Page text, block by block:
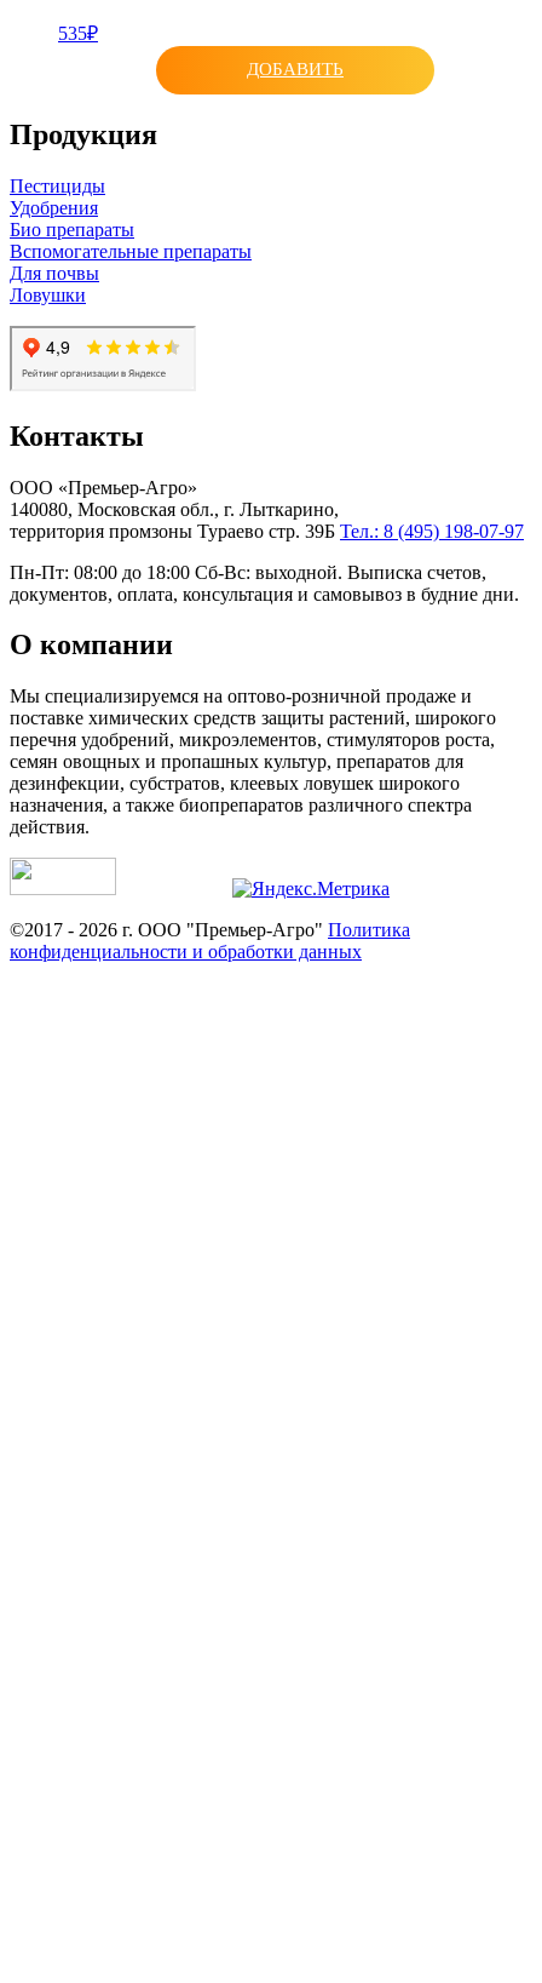
535₽
ДОБАВИТЬ
Продукция
Пестициды
Удобрения
Био препараты
Вспомогательные препараты
Для почвы
Ловушки
Контакты
ООО «Премьер-Агро»
140080, Московская обл., г. Лыткарино,
территория промзоны Тураево стр. 39Б Тел.: 8 (495) 198-07-97
Пн-Пт: 08:00 до 18:00 Сб-Вс: выходной. Выписка счетов,
документов, оплата, консультация и самовывоз в будние дни.
О компании
Мы специализируемся на оптово-розничной продаже и
поставке химических средств защиты растений, широкого
перечня удобрений, микроэлементов, стимуляторов роста,
семян овощных и пропашных культур, препаратов для
дезинфекции, субстратов, клеевых ловушек широкого
назначения, а также биопрепаратов различного спектра
действия.
©2017 - 2026 г. ООО "Премьер-Агро" Политика
конфиденциальности и обработки данных